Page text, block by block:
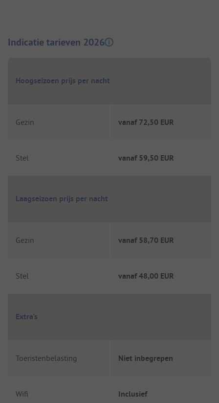
Indicatie tarieven 2026
Hoogseizoen prijs per nacht
Gezin vanaf 72,50 EUR
Stel vanaf 59,50 EUR
Laagseizoen prijs per nacht
Gezin vanaf 58,70 EUR
Stel vanaf48,00 EUR
Extra's
Toeristenbelasting Niet inbegrepen
Wifi Inclusief